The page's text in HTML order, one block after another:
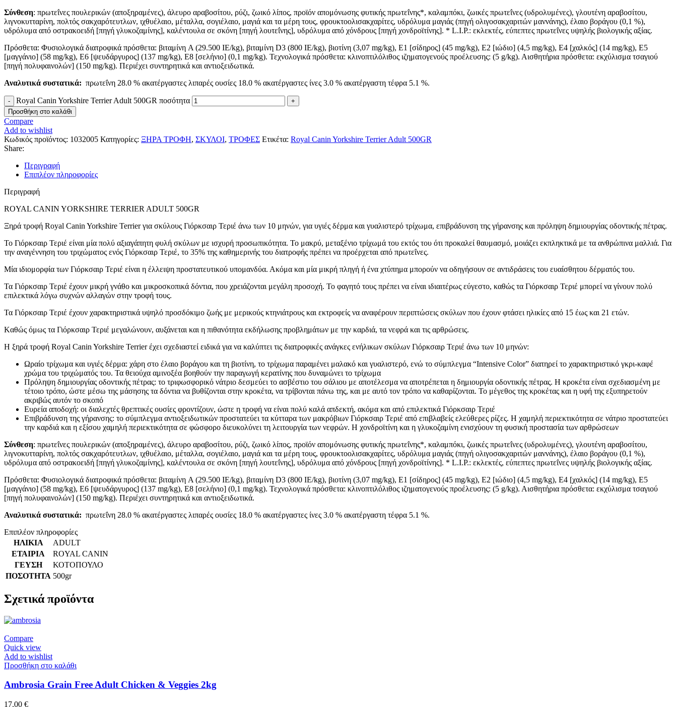
Σύνθεση: πρωτεΐνες πουλερικών (αποξηραμένες), άλευρο αραβοσίτου, ρύζι, ζωικό λίπος, προϊόν απομόνωσης φυτικής πρωτεΐνης*, καλαμπόκι, ζωικές πρωτεΐνες (υδρολυμένες), γλουτένη αραβοσίτου,
λιγνοκυτταρίνη, πολτός σακχαρότευτλων, ιχθυέλαιο, μέταλλα, σογιέλαιο, μαγιά και τα μέρη τους, φρουκτοολισακχαρίτες, υδρόλυμα μαγιάς (πηγή ολιγοσακχαριτών μαννάνης), έλαιο βοράγου (0,1 %),
υδρόλυμα από οστρακοειδή [πηγή γλυκοζαμίνης], καλέντουλα σε σκόνη [πηγή λουτεΐνης], υδρόλυμα από χόνδρους [πηγή χονδροϊτίνης]. * L.I.P.: εκλεκτές, εύπεπτες πρωτεΐνες υψηλής βιολογικής αξίας.
Πρόσθετα: Φυσιολογικά διατροφικά πρόσθετα: βιταμίνη A (29.500 IE/kg), βιταμίνη D3 (800 IE/kg), βιοτίνη (3,07 mg/kg), E1 [σίδηρος] (45 mg/kg), E2 [ιώδιο] (4,5 mg/kg), E4 [χαλκός] (14 mg/kg), E5
[μαγγάνιο] (58 mg/kg), E6 [ψευδάργυρος] (137 mg/kg), E8 [σελήνιο] (0,1 mg/kg). Τεχνολογικά πρόσθετα: κλινοπτιλόλιθος ιζηματογενούς προέλευσης: (5 g/kg). Αισθητήρια πρόσθετα: εκχύλισμα τσαγιού
[πηγή πολυφαινολών] (150 mg/kg). Περιέχει συντηρητικά και αντιοξειδωτικά.
Αναλυτικά συστατικά: πρωτεΐνη 28.0 % ακατέργαστες λιπαρές ουσίες 18.0 % ακατέργαστες ίνες 3.0 % ακατέργαστη τέφρα 5.1 %.
Royal Canin Yorkshire Terrier Adult 500GR ποσότητα
Προσθήκη στο καλάθι
Compare
Add to wishlist
Κωδικός προϊόντος: 1032005 Κατηγορίες: ΞΗΡΑ ΤΡΟΦΗ, ΣΚΥΛΟΙ, ΤΡΟΦΕΣ Ετικέτα: Royal Canin Yorkshire Terrier Adult 500GR
Share:
Περιγραφή
Επιπλέον πληροφορίες
Περιγραφή
ROYAL CANIN YORKSHIRE TERRIER ADULT 500GR
Ξηρά τροφή Royal Canin Yorkshire Terrier για σκύλους Γιόρκσαιρ Τεριέ άνω των 10 μηνών, για υγιές δέρμα και γυαλιστερό τρίχωμα, επιβράδυνση της γήρανσης και πρόληψη δημιουργίας οδοντικής πέτρας.
Το Γιόρκσαιρ Τεριέ είναι μία πολύ αξιαγάπητη φυλή σκύλων με ισχυρή προσωπικότητα. Το μακρύ, μεταξένιο τρίχωμά του εκτός του ότι προκαλεί θαυμασμό, μοιάζει εκπληκτικά με τα ανθρώπινα μαλλιά. Για
την αναγέννηση του τριχώματος ενός Γιόρκσαιρ Τεριέ, το 35% της καθημερινής του διατροφής πρέπει να προέρχεται από πρωτεΐνες.
Μία ιδιομορφία των Γιόρκσαιρ Τεριέ είναι η έλλειψη προστατευτικού υπομανδύα. Ακόμα και μία μικρή πληγή ή ένα χτύπημα μπορούν να οδηγήσουν σε αντιδράσεις του ευαίσθητου δέρματός του.
Τα Γιόρκσαιρ Τεριέ έχουν μικρή γνάθο και μικροσκοπικά δόντια, που χρειάζονται μεγάλη προσοχή. Το φαγητό τους πρέπει να είναι ιδιαιτέρως εύγεστο, καθώς τα Γιόρκσαιρ Τεριέ μπορεί να γίνουν πολύ
επιλεκτικά λόγω συχνών αλλαγών στην τροφή τους.
Τα Γιόρκσαιρ Τεριέ έχουν χαρακτηριστικά υψηλό προσδόκιμο ζωής με μερικούς κτηνιάτρους και εκτροφείς να αναφέρουν περιπτώσεις σκύλων που έχουν φτάσει ηλικίες από 15 έως και 21 ετών.
Kαθώς όμως τα Γιόρκσαιρ Τεριέ μεγαλώνουν, αυξάνεται και η πιθανότητα εκδήλωσης προβλημάτων με την καρδιά, τα νεφρά και τις αρθρώσεις.
Η ξηρά τροφή Royal Canin Yorkshire Terrier έχει σχεδιαστεί ειδικά για να καλύπτει τις διατροφικές ανάγκες ενήλικων σκύλων Γιόρκσαιρ Τεριέ άνω των 10 μηνών:
Ωραίο τρίχωμα και υγιές δέρμα: χάρη στο έλαιο βοράγου και τη βιοτίνη, το τρίχωμα παραμένει μαλακό και γυαλιστερό, ενώ το σύμπλεγμα “Intensive Color” διατηρεί το χαρακτηριστικό γκρι-καφέ
χρώμα του τριχώματός του. Τα θειούχα αμινοξέα βοηθούν την παραγωγή κερατίνης που δυναμώνει το τρίχωμα
Πρόληψη δημιουργίας οδοντικής πέτρας: το τριφωσφορικό νάτριο δεσμεύει το ασβέστιο του σάλιου με αποτέλεσμα να αποτρέπεται η δημιουργία οδοντικής πέτρας. Η κροκέτα είναι σχεδιασμένη με
τέτοιο τρόπο, ώστε μέσω της μάσησης τα δόντια να βυθίζονται στην κροκέτα, να τρίβονται πάνω της, και με αυτό τον τρόπο να καθαρίζονται. Το μέγεθος της κροκέτας και η υφή της εξυπηρετούν
ακριβώς αυτόν το σκοπό
Ευρεία αποδοχή: οι διαλεχτές θρεπτικές ουσίες φροντίζουν, ώστε η τροφή να είναι πολύ καλά απδεκτή, ακόμα και από επιλεκτικά Γιόρκσαιρ Τεριέ
Επιβράδυνση της γήρανσης: το σύμπλεγμα αντιοξειδωτικών προστατεύει τα κύτταρα των μακρόβιων Γιόρκσαιρ Τεριέ από επιβλαβείς ελεύθερες ρίζες. Η χαμηλή περιεκτικότητα σε νάτριο προστατεύει
την καρδιά και η εξίσου χαμηλή περιεκτικότητα σε φώσφορο διευκολύνει τη λειτουργία των νεφρών. Η χονδροϊτίνη και η γλυκοζαμίνη ενισχύουν τη φυσική προστασία των αρθρώσεων
Σύνθεση: πρωτεΐνες πουλερικών (αποξηραμένες), άλευρο αραβοσίτου, ρύζι, ζωικό λίπος, προϊόν απομόνωσης φυτικής πρωτεΐνης*, καλαμπόκι, ζωικές πρωτεΐνες (υδρολυμένες), γλουτένη αραβοσίτου,
λιγνοκυτταρίνη, πολτός σακχαρότευτλων, ιχθυέλαιο, μέταλλα, σογιέλαιο, μαγιά και τα μέρη τους, φρουκτοολισακχαρίτες, υδρόλυμα μαγιάς (πηγή ολιγοσακχαριτών μαννάνης), έλαιο βοράγου (0,1 %),
υδρόλυμα από οστρακοειδή [πηγή γλυκοζαμίνης], καλέντουλα σε σκόνη [πηγή λουτεΐνης], υδρόλυμα από χόνδρους [πηγή χονδροϊτίνης]. * L.I.P.: εκλεκτές, εύπεπτες πρωτεΐνες υψηλής βιολογικής αξίας.
Πρόσθετα: Φυσιολογικά διατροφικά πρόσθετα: βιταμίνη A (29.500 IE/kg), βιταμίνη D3 (800 IE/kg), βιοτίνη (3,07 mg/kg), E1 [σίδηρος] (45 mg/kg), E2 [ιώδιο] (4,5 mg/kg), E4 [χαλκός] (14 mg/kg), E5
[μαγγάνιο] (58 mg/kg), E6 [ψευδάργυρος] (137 mg/kg), E8 [σελήνιο] (0,1 mg/kg). Τεχνολογικά πρόσθετα: κλινοπτιλόλιθος ιζηματογενούς προέλευσης: (5 g/kg). Αισθητήρια πρόσθετα: εκχύλισμα τσαγιού
[πηγή πολυφαινολών] (150 mg/kg). Περιέχει συντηρητικά και αντιοξειδωτικά.
Αναλυτικά συστατικά: πρωτεΐνη 28.0 % ακατέργαστες λιπαρές ουσίες 18.0 % ακατέργαστες ίνες 3.0 % ακατέργαστη τέφρα 5.1 %.
Επιπλέον πληροφορίες
ΗΛΙΚΙΑ
ADULT
ΕΤΑΙΡΙΑ
ROYAL CANIN
ΓΕΥΣΗ
ΚΟΤΟΠΟΥΛΟ
ΠΟΣΟΤΗΤΑ 500gr
Σχετικά προϊόντα
Compare
Quick view
Add to wishlist
Προσθήκη στο καλάθι
Ambrosia Grain Free Adult Chicken & Veggies 2kg
17.00 €